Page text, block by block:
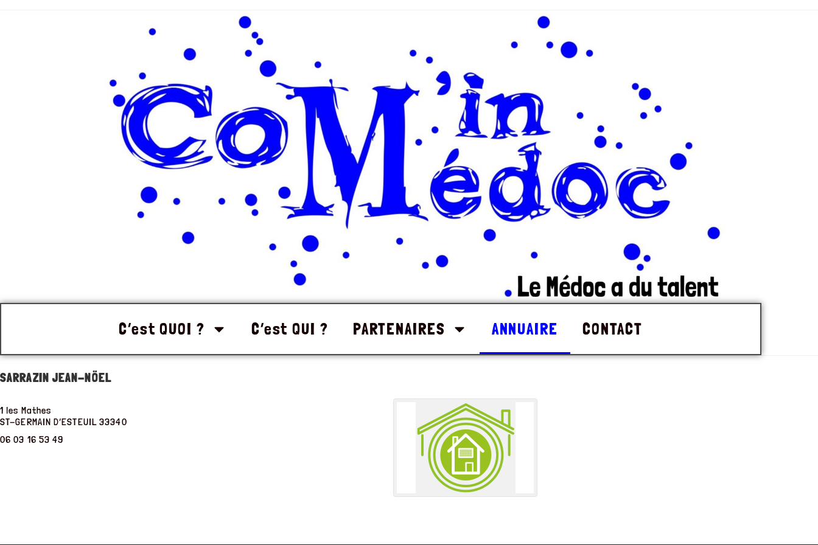
C’est QUOI ? C’est QUI ? PARTENAIRES ANNUAIRE CONTACT
SARRAZIN JEAN-NÖEL
1 les Mathes
ST-GERMAIN D’ESTEUIL 33340
06 03 16 53 49